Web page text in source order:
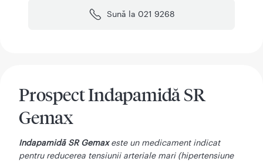
Sună la 021 9268
Prospect Indapamidă SR
Gemax
Indapamidă SR Gemaxeste un medicament indicat
pentru reducerea tensiunii arteriale mari (hipertensiune